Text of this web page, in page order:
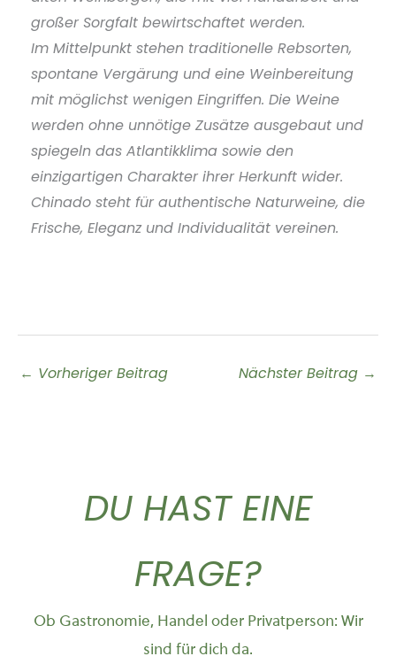
großer Sorgfalt bewirtschaftet werden.
Im Mittelpunkt stehen traditionelle Rebsorten,
spontane Vergärung und eine Weinbereitung
mit möglichst wenigen Eingriffen. Die Weine
werden ohne unnötige Zusätze ausgebaut und
spiegeln das Atlantikklima sowie den
einzigartigen Charakter ihrer Herkunft wider.
Chinado steht für authentische Naturweine, die
Frische, Eleganz und Individualität vereinen.
← Vorheriger Beitrag Nächster Beitrag →
DU HAST EINE
FRAGE?
Ob Gastronomie, Handel oder Privatperson: Wir
sind für dich da.